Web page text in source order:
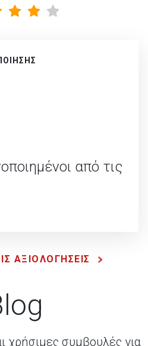
από τις
ΑΞΙΟΛΟΓΗΣΕΙΣ
χρήσιμες συμβουλές για